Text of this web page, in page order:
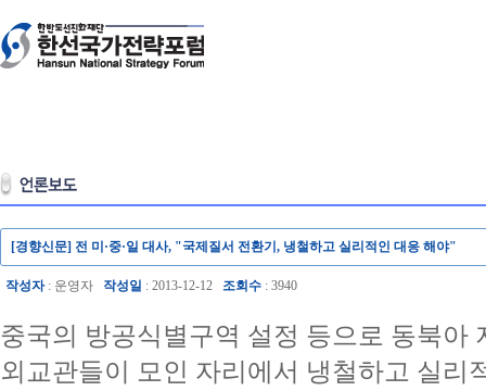
[경향신문] 전 미·중·일 대사, "국제질서 전환기, 냉철하고 실리적인 대응 해야"
작성자: 운영자 작성일 : 2013-12-12 조회수 : 3940
중국의 방공식별구역 설정 등으로 동북아
외교관들이 모인 자리에서 냉철하고 실리